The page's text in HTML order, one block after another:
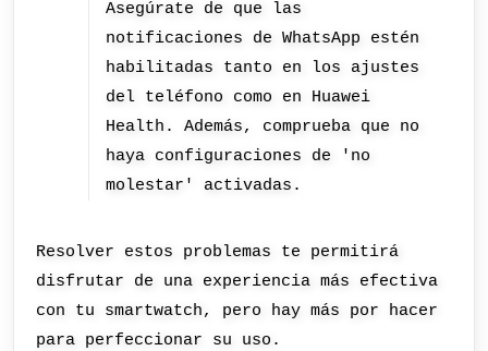
Asegúrate de que las
notificaciones de WhatsApp estén
habilitadas tanto en los ajustes
del teléfono como en Huawei
Health. Además, comprueba que no
haya configuraciones de 'no
molestar' activadas.
Resolver estos problemas te permitirá
disfrutar de una experiencia más efectiva
con tu smartwatch, pero hay más por hacer
para perfeccionar su uso.